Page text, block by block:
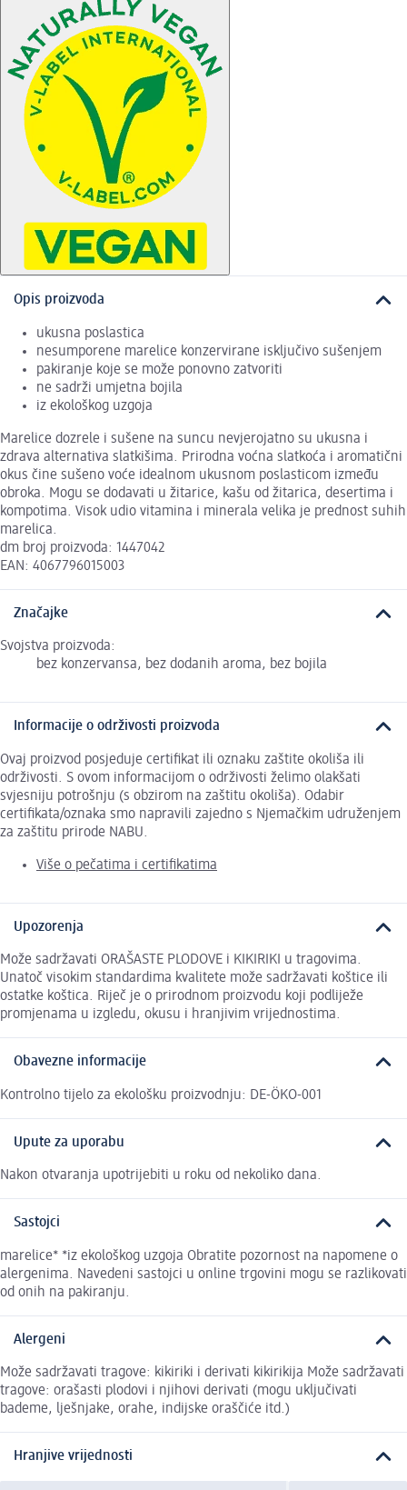
Opis proizvoda
ukusna poslastica
nesumporene marelice konzervirane isključivo sušenjem
pakiranje koje se može ponovno zatvoriti
ne sadrži umjetna bojila
iz ekološkog uzgoja
Marelice dozrele i sušene na suncu nevjerojatno su ukusna i
zdrava alternativa slatkišima. Prirodna voćna slatkoća i aromatični
okus čine sušeno voće idealnom ukusnom poslasticom između
obroka. Mogu se dodavati u žitarice, kašu od žitarica, desertima i
kompotima. Visok udio vitamina i minerala velika je prednost suhih
marelica.
dm broj proizvoda: 1447042
EAN: 4067796015003
Značajke
Svojstva proizvoda:
bez konzervansa, bez dodanih aroma, bez bojila
Informacije o održivosti proizvoda
Ovaj proizvod posjeduje certifikat ili oznaku zaštite okoliša ili
održivosti. S ovom informacijom o održivosti želimo olakšati
svjesniju potrošnju (s obzirom na zaštitu okoliša). Odabir
certifikata/oznaka smo napravili zajedno s Njemačkim udruženjem
za zaštitu prirode NABU.
Više o pečatima i certifikatima
Upozorenja
Može sadržavati ORAŠASTE PLODOVE i KIKIRIKI u tragovima.
Unatoč visokim standardima kvalitete može sadržavati koštice ili
ostatke koštica. Riječ je o prirodnom proizvodu koji podliježe
promjenama u izgledu, okusu i hranjivim vrijednostima.
Obavezne informacije
Kontrolno tijelo za ekološku proizvodnju: DE-ÖKO-001
Upute za uporabu
Nakon otvaranja upotrijebiti u roku od nekoliko dana.
Sastojci
marelice* *iz ekološkog uzgoja Obratite pozornost na napomene o
alergenima. Navedeni sastojci u online trgovini mogu se razlikovati
od onih na pakiranju.
Alergeni
Može sadržavati tragove: kikiriki i derivati kikirikija Može sadržavati
tragove: orašasti plodovi i njihovi derivati (mogu uključivati
bademe, lješnjake, orahe, indijske oraščiće itd.)
Hranjive vrijednosti